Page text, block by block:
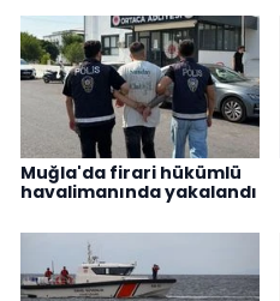
Muğla'da firari hükümlü
havalimanında yakalandı